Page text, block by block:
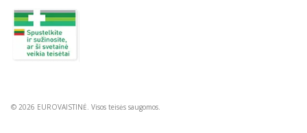
© 2026 EUROVAISTINĖ. Visos teisės saugomos.